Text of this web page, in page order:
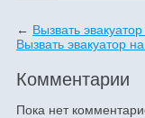
← Вызвать
Вызвать эвакуатор
Комментарии
Пока нет